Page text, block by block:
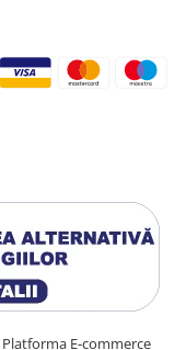
Platforma E-commerce